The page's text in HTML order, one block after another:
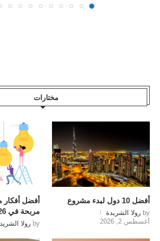
مختارات
أفضل 10 دول لبدء مشروع
by رولا الشريدة
أغسطس 2, 2026
أفضل أفكار
مربحة في 2026
by رولا